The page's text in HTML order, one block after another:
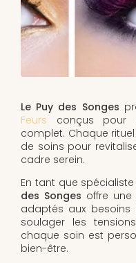
Le Puy des Songes
Feurs conçus pour
complet. Chaque
de soins pour
cadre serein.
En tant que
des Songes offre
adaptés aux
soulager les
chaque soin est
bien-être.